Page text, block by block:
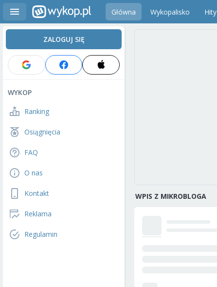
Główna Wykopalisko Hity
ZALOGUJ SIĘ
WYKOP
Ranking
Osiągnięcia
FAQ
O nas
Kontakt
Reklama
Regulamin
WPIS Z MIKROBLOGA